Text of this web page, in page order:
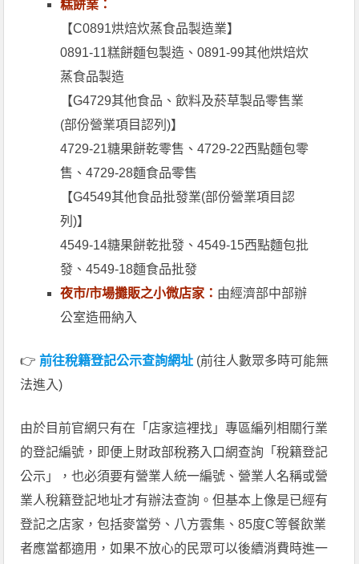
糕餅業：
【C0891烘焙炊蒸食品製造業】
0891-11糕餅麵包製造、0891-99其他烘焙炊
蒸食品製造
【G4729其他食品、飲料及菸草製品零售業
(部份營業項目認列)】
4729-21糖果餅乾零售、4729-22西點麵包零
售、4729-28麵食品零售
【G4549其他食品批發業(部份營業項目認
列)】
4549-14糖果餅乾批發、4549-15西點麵包批
發、4549-18麵食品批發
夜市/市場攤販之小微店家： 由經濟部中部辦
公室造冊納入
👉前往稅籍登記公示查詢網址 (前往人數眾多時可能無
法進入)
由於目前官網只有在「店家這裡找」專區編列相關行業
的登記編號，即便上財政部稅務入口網查詢「稅籍登記
公示」，也必須要有營業人統一編號、營業人名稱或營
業人稅籍登記地址才有辦法查詢。但基本上像是已經有
登記之店家，包括麥當勞、八方雲集、85度C等餐飲業
者應當都適用，如果不放心的民眾可以後續消費時進一